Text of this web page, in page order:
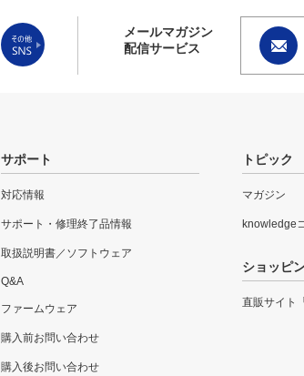
メールマガジン
配信サービス
サポート
対応情報
サポート・修理終了品情報
取扱説明書／ソフトウェア
Q&A
ファームウェア
購入前お問い合わせ
購入後お問い合わせ
トピック
マガジン
knowledge
ショッピ
直販サイト